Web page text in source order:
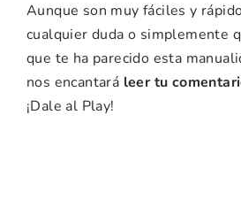
Aunque son muy fáciles y
cualquier duda o simplemente
que te ha parecido esta
nos encantará leer tu
¡Dale al Play!